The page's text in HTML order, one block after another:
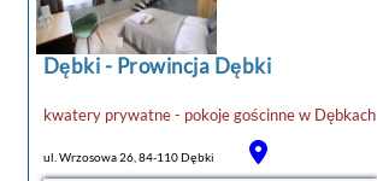
zakwaterowania znajduje się także kuchnia z
lodówką, mikrofalówką i płytą kuchenną.W
obiekcie serwowane ...
Dębki- Prowincja Dębki
kwatery prywatne - pokoje gościnnew Dębkach
ul. Wrzosowa 26, 84-110 Dębki